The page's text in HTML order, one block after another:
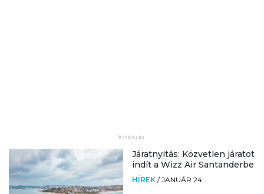
Járatnyitás: Közvetlen járatot
indít a Wizz Air Santanderbe
HÍREK /JANUÁR 24.